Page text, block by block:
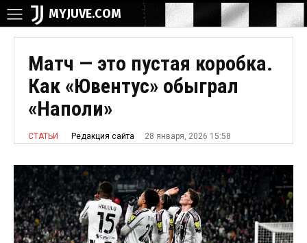
MYJUVE.COM
Матч — это пустая коробка.
Как «Ювентус» обыграл
«Наполи»
СТАТЬИ Редакция сайта 28 января, 2026 15:58